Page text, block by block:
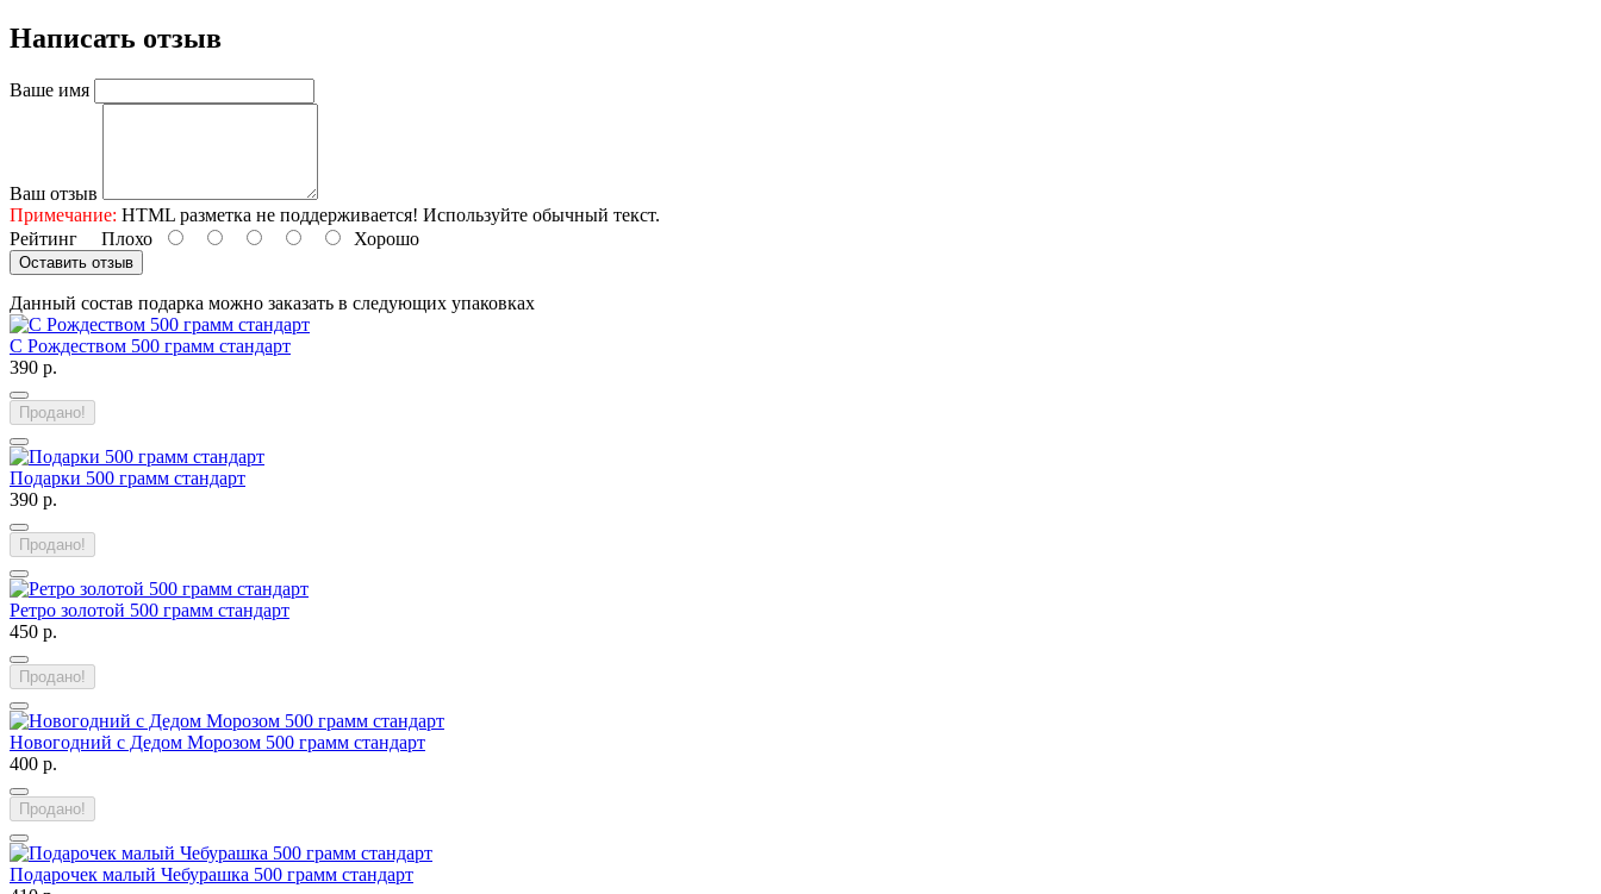
Написать отзыв
Ваше имя
Ваш отзыв
Примечание: HTML разметка не поддерживается! Используйте обычный текст.
Рейтинг Плохо Хорошо
Оставить отзыв
Данный состав подарка можно заказать в следующих упаковках
С Рождеством 500 грамм стандарт
390 р.
Продано!
Подарки 500 грамм стандарт
390 р.
Продано!
Ретро золотой 500 грамм стандарт
450 р.
Продано!
Новогодний с Дедом Морозом 500 грамм стандарт
400 р.
Продано!
Подарочек малый Чебурашка 500 грамм стандарт